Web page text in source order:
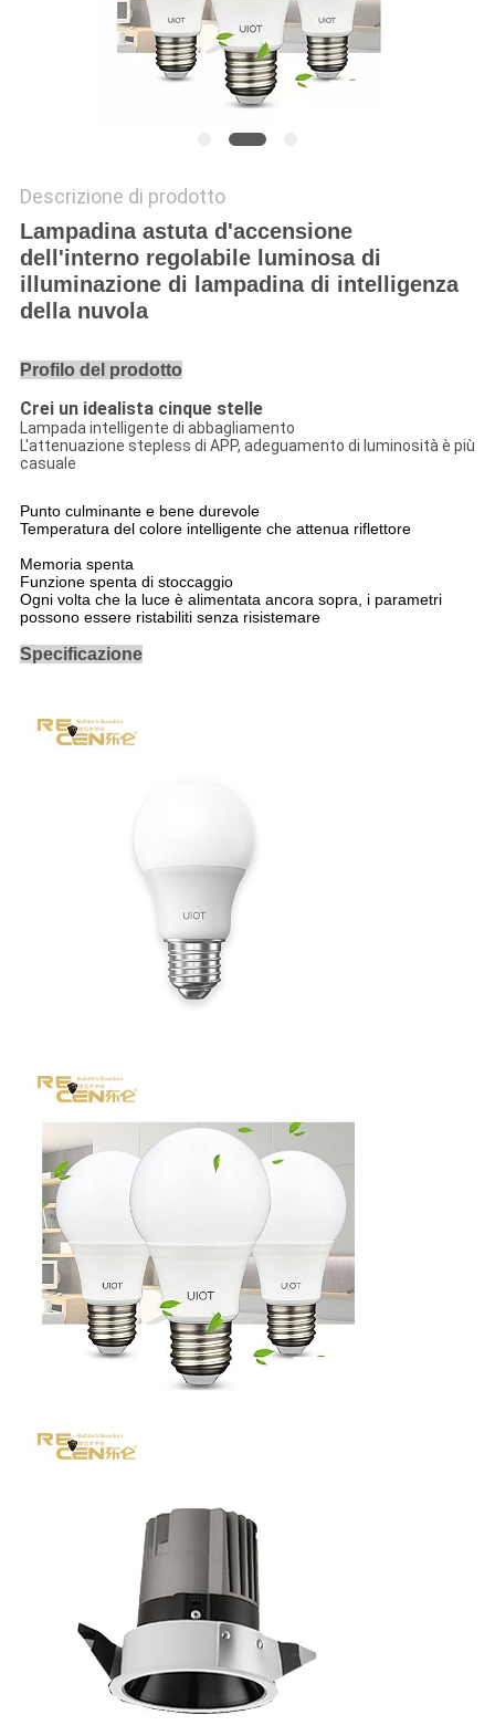
Descrizione di prodotto
Lampadina astuta d'accensione
dell'interno regolabile luminosa di
illuminazione di lampadina di intelligenza
della nuvola
Profilo del prodotto
Crei un idealista cinque stelle
Lampada intelligente di abbagliamento
L'attenuazione stepless di APP, adeguamento di luminosità è più
casuale
Punto culminante e bene durevole
Temperatura del colore intelligente che attenua riflettore
Memoria spenta
Funzione spenta di stoccaggio
Ogni volta che la luce è alimentata ancora sopra, i parametri
possono essere ristabiliti senza risistemare
Specificazione